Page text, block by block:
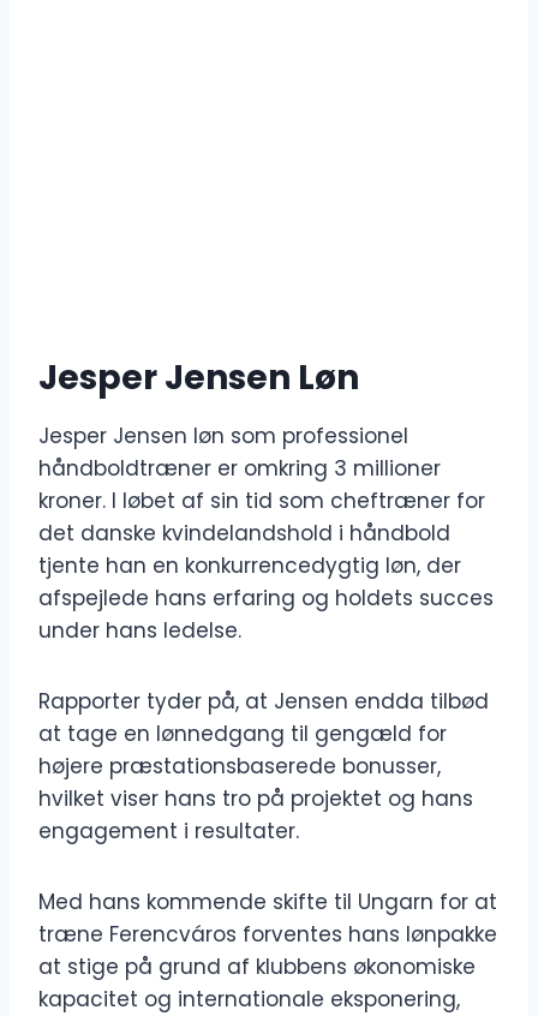
Jesper Jensen Løn
Jesper Jensen løn som professionel
håndboldtræner er omkring 3 millioner
kroner. I løbet af sin tid som cheftræner for
det danske kvindelandshold i håndbold
tjente han en konkurrencedygtig løn, der
afspejlede hans erfaring og holdets succes
under hans ledelse.
Rapporter tyder på, at Jensen endda tilbød
at tage en lønnedgang til gengæld for
højere præstationsbaserede bonusser,
hvilket viser hans tro på projektet og hans
engagement i resultater.
Med hans kommende skifte til Ungarn for at
træne Ferencváros forventes hans lønpakke
at stige på grund af klubbens økonomiske
kapacitet og internationale eksponering,